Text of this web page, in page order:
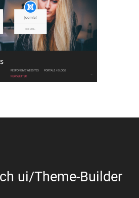
ui/Theme-Builder